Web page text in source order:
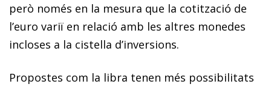
però només en la mesura que la cotització de
l’euro variï en relació amb les altres monedes
incloses a la cistella d’inversions.
Propostes com la libra tenen més possibilitats